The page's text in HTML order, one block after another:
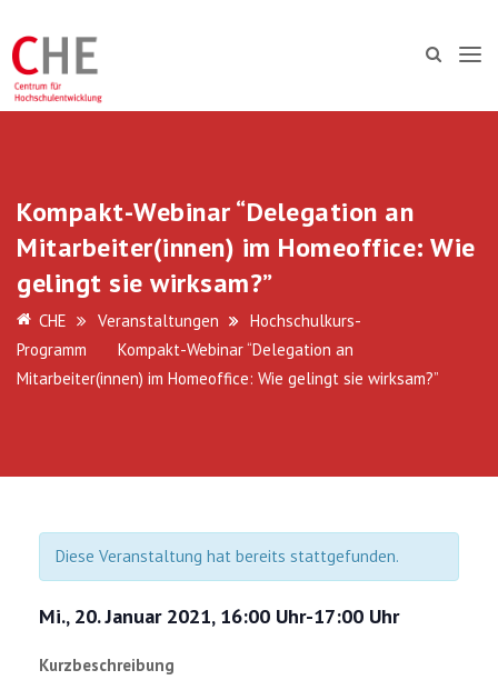
Kompakt-Webinar “Delegation an
Mitarbeiter(innen) im Homeoffice: Wie
gelingt sie wirksam?”
CHE Veranstaltungen
Hochschulkurs-
Programm
Kompakt-Webinar “Delegation an
Mitarbeiter(innen) im Homeoffice: Wie gelingt sie wirksam?”
Diese Veranstaltung hat bereits stattgefunden.
Mi., 20. Januar 2021, 16:00 Uhr-17:00 Uhr
Kurzbeschreibung